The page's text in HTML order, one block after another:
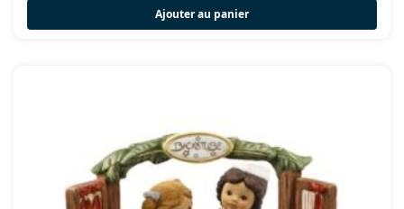
Ajouter au panier